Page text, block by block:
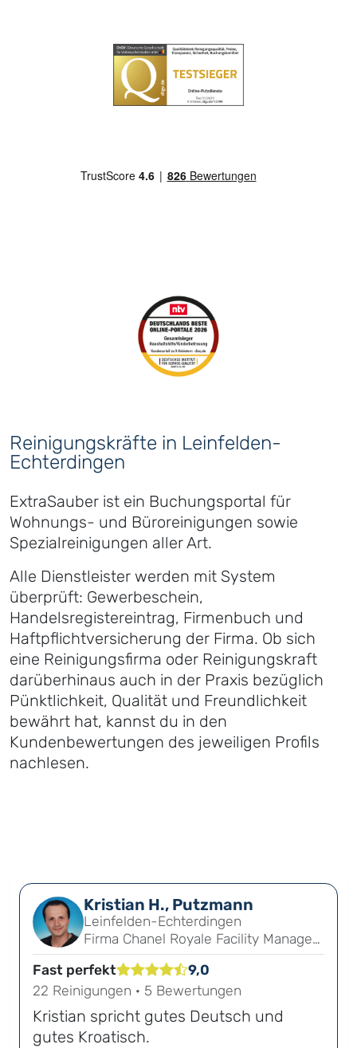
Reinigungskräfte in Leinfelden-
Echterdingen
ExtraSauber ist ein Buchungsportal für
Wohnungs- und Büroreinigungen sowie
Spezialreinigungen aller Art.
Alle Dienstleister werden mit System
überprüft: Gewerbeschein,
Handelsregistereintrag, Firmenbuch und
Haftpflichtversicherung der Firma. Ob sich
eine Reinigungsfirma oder Reinigungskraft
darüberhinaus auch in der Praxis bezüglich
Pünktlichkeit, Qualität und Freundlichkeit
bewährt hat, kannst du in den
Kundenbewertungen des jeweiligen Profils
nachlesen.
Kristian H., Putzmann
Leinfelden-Echterdingen
Firma Chanel Royale Facility Management
Fast perfekt
9,0
22 Reinigungen · 5 Bewertungen
Kristian spricht gutes Deutsch und
gutes Kroatisch.